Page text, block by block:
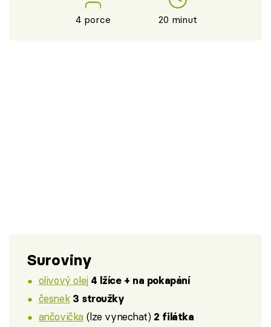
4 porce 20 minut
Suroviny
olivový olej 4 lžíce + na pokapání
česnek 3 stroužky
ančovička(lze vynechat) 2 filátka